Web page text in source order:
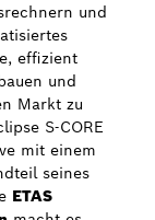
und
effizient
und
Markt zu
S-CORE
mit einem
seines
ETAS